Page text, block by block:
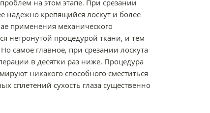
на этом этапе. При срезании
надежно крепящийся лоскут и более
применения механического
нетронутой процедурой ткани, и тем
самое главное, при срезании лоскута
в десятки раз ниже. Процедура
никакого способного сместиться
сплетений сухость глаза существенно